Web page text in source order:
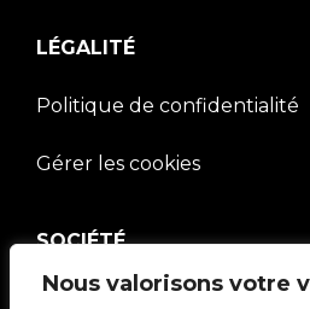
Nous valorisons votre
LÉGALITÉ
Politique de confidentialité
Gérer les cookies
SOCIÉTÉ
Communauté V2C